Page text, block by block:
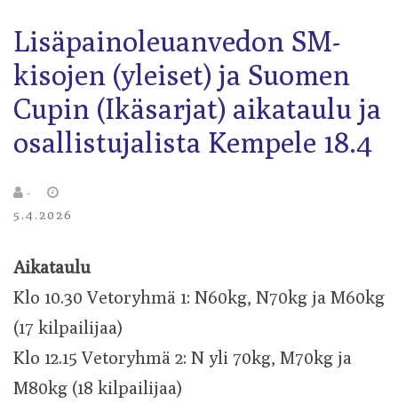
Lisäpainoleuanvedon SM-
kisojen (yleiset) ja Suomen
Cupin (Ikäsarjat) aikataulu ja
osallistujalista Kempele 18.4
-
5.4.2026
Aikataulu
Klo 10.30 Vetoryhmä 1: N60kg, N70kg ja M60kg
(17 kilpailijaa)
Klo 12.15 Vetoryhmä 2: N yli 70kg, M70kg ja
M80kg (18 kilpailijaa)